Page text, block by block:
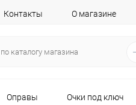
Контакты О магазине
Оправы Очки под ключ